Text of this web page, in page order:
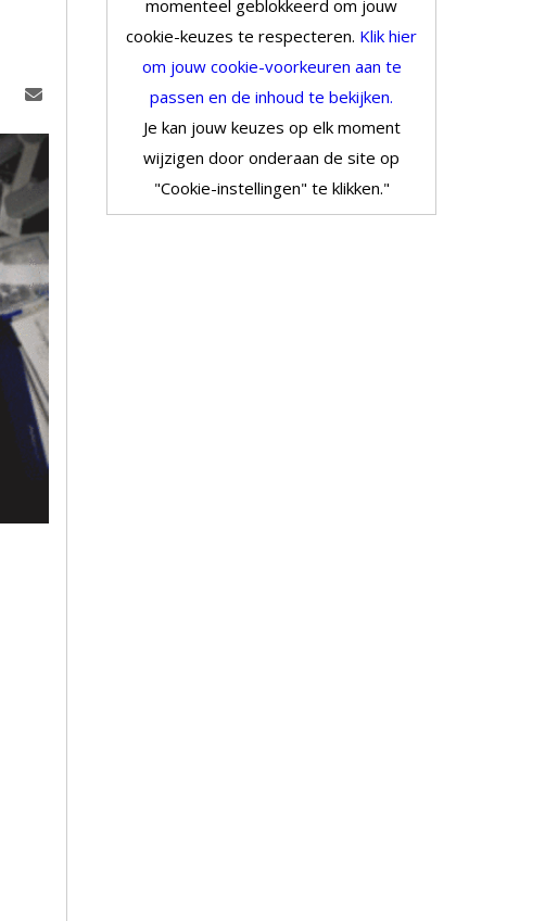
momenteel geblokkeerd om jouw
cookie-keuzes te respecteren. Klik hier
om jouw cookie-voorkeuren aan te
passen en de inhoud te bekijken.
Je kan jouw keuzes op elk moment
wijzigen door onderaan de site op
"Cookie-instellingen" te klikken."